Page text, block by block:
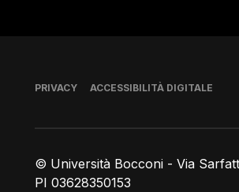
© Università Bocconi - Via
PI 03628350153
Piè di pagina
PRIVACY ACCESSIBILITÀ DIGITALE